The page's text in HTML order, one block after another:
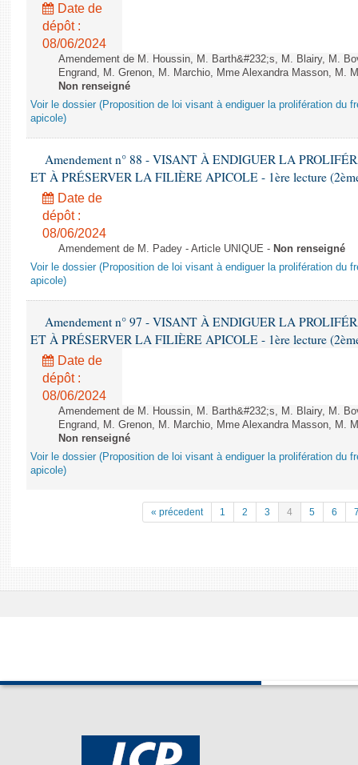
Date de
dépôt :
08/06/2024
Amendement de M. Houssin, M. Barth&#232;s, M. Blairy, M.
Engrand, M. Grenon, M. Marchio, Mme Alexandra Masson, M.
Non renseigné
Voir le dossier (Proposition de loi visant à endiguer la prolifération du
apicole)
Amendement n° 88 - VISANT À ENDIGUER LA
ET À PRÉSERVER LA FILIÈRE APICOLE - 1ère lecture
Date de
dépôt :
08/06/2024
Amendement de M. Padey - Article UNIQUE - Non renseigné
Voir le dossier (Proposition de loi visant à endiguer la prolifération du
apicole)
Amendement n° 97 - VISANT À ENDIGUER LA
ET À PRÉSERVER LA FILIÈRE APICOLE - 1ère lecture
Date de
dépôt :
08/06/2024
Amendement de M. Houssin, M. Barth&#232;s, M. Blairy, M.
Engrand, M. Grenon, M. Marchio, Mme Alexandra Masson, M.
Non renseigné
Voir le dossier (Proposition de loi visant à endiguer la prolifération du
apicole)
« précedent 1 2 3 4 5 6